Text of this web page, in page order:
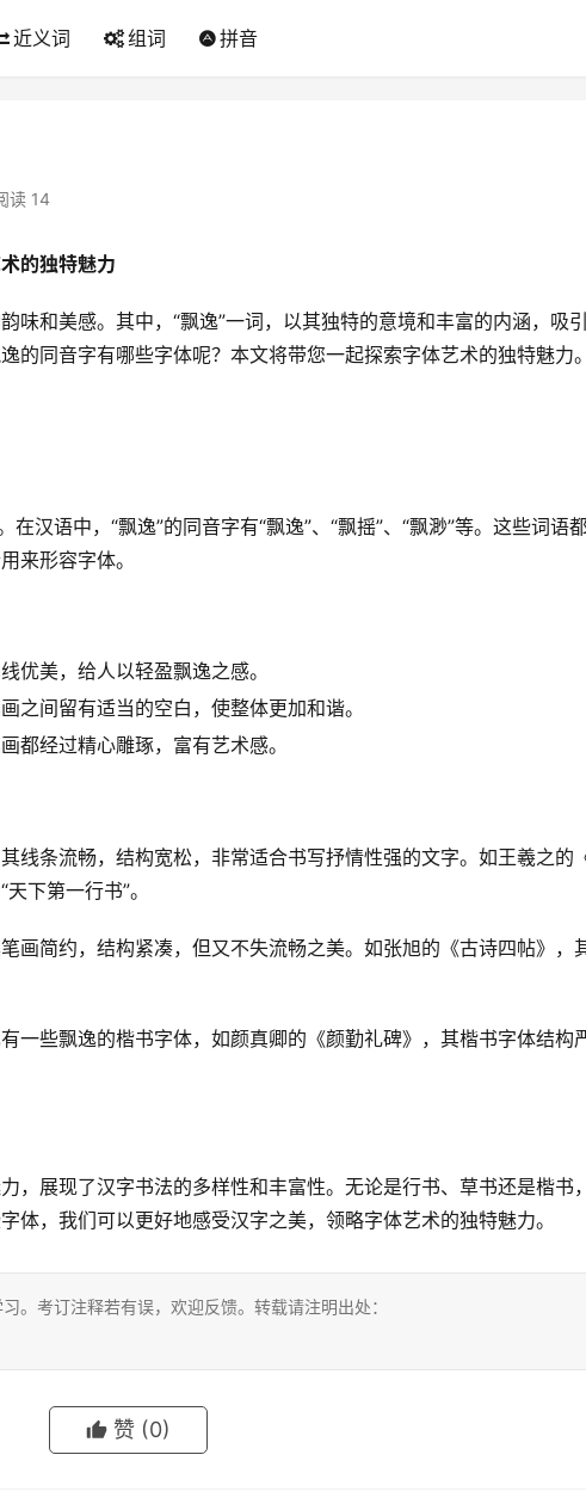
近义词 组词 拼音
读 14
的独特魅力
和美感。其中，“飘逸”一词，以其独特的意境和丰富的内涵，吸
的同音字有哪些字体呢？本文将带您一起探索字体艺术的独特魅力
语中，“飘逸”的同音字有“飘逸”、“飘摇”、“飘渺”等。这些词语
来形容字体。
优美，给人以轻盈飘逸之感。
之间留有适当的空白，使整体更加和谐。
都经过精心雕琢，富有艺术感。
线条流畅，结构宽松，非常适合书写抒情性强的文字。如王羲之的
下第一行书”。
画简约，结构紧凑，但又不失流畅之美。如张旭的《古诗四帖》，
一些飘逸的楷书字体，如颜真卿的《颜勤礼碑》，其楷书字体结构
展现了汉字书法的多样性和丰富性。无论是行书、草书还是楷书
体，我们可以更好地感受汉字之美，领略字体艺术的独特魅力。
。考订注释若有误，欢迎反馈。转载请注明出处：
赞 (0)